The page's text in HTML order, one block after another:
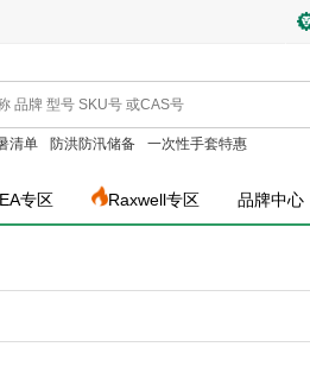
清单 防洪防汛储备 一次性手套特惠
专区 Raxwell专区 品牌中心